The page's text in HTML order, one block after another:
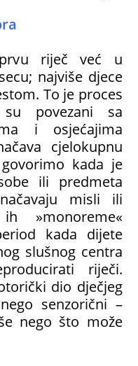
riječ već u
najviše djece
To je proces
povezani sa
i osjećajima
cjelokupnu
kada je
ili predmeta
misli ili
»monoreme«
kada dijete
slušnog centra
riječi.
dio dječjeg
senzorični –
nego što može